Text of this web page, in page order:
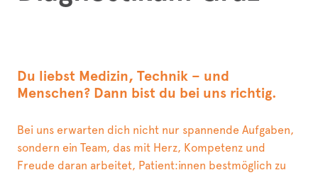
Du liebst Medizin, Technik – und
Menschen? Dann bist du bei uns richtig.
Bei uns erwarten dich nicht nur spannende Aufgaben,
sondern ein Team, das mit Herz, Kompetenz und
Freude daran arbeitet, Patient:innen bestmöglich zu